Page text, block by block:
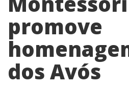
NOTÍCIAS
LISTA DIGITAL
TELEFONES ÚTEIS
CONTATO
promove
dos Avós